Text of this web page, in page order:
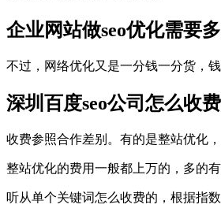
企业网站做seo优化需要
不过，网络优化又是一分钱一分货，
深圳百度seo公司怎么收费
收费参照合作差别。有的是整站优化
整站优化的费用一般都上万的，多的
听从单个关键词怎么收费的，根据指